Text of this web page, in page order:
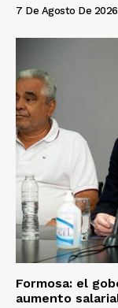
7 De Agosto De 2026
Formosa: el
aumento